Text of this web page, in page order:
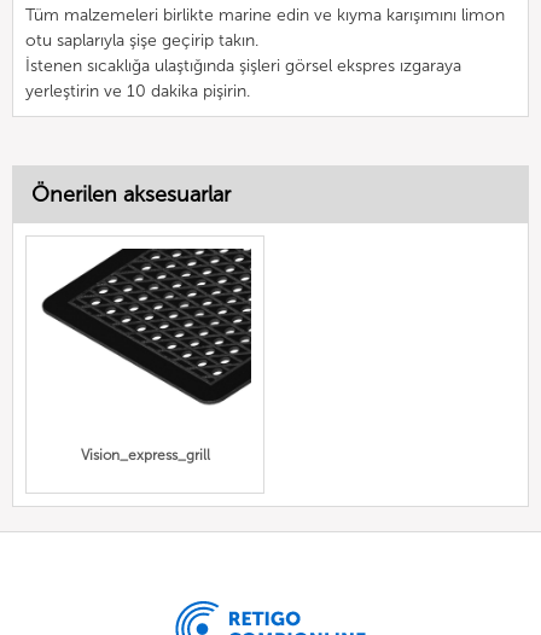
Tüm malzemeleri birlikte marine edin ve kıyma karışımını limon
otu saplarıyla şişe geçirip takın.
İstenen sıcaklığa ulaştığında şişleri görsel ekspres ızgaraya
yerleştirin ve 10 dakika pişirin.
Önerilen aksesuarlar
Vision_express_grill